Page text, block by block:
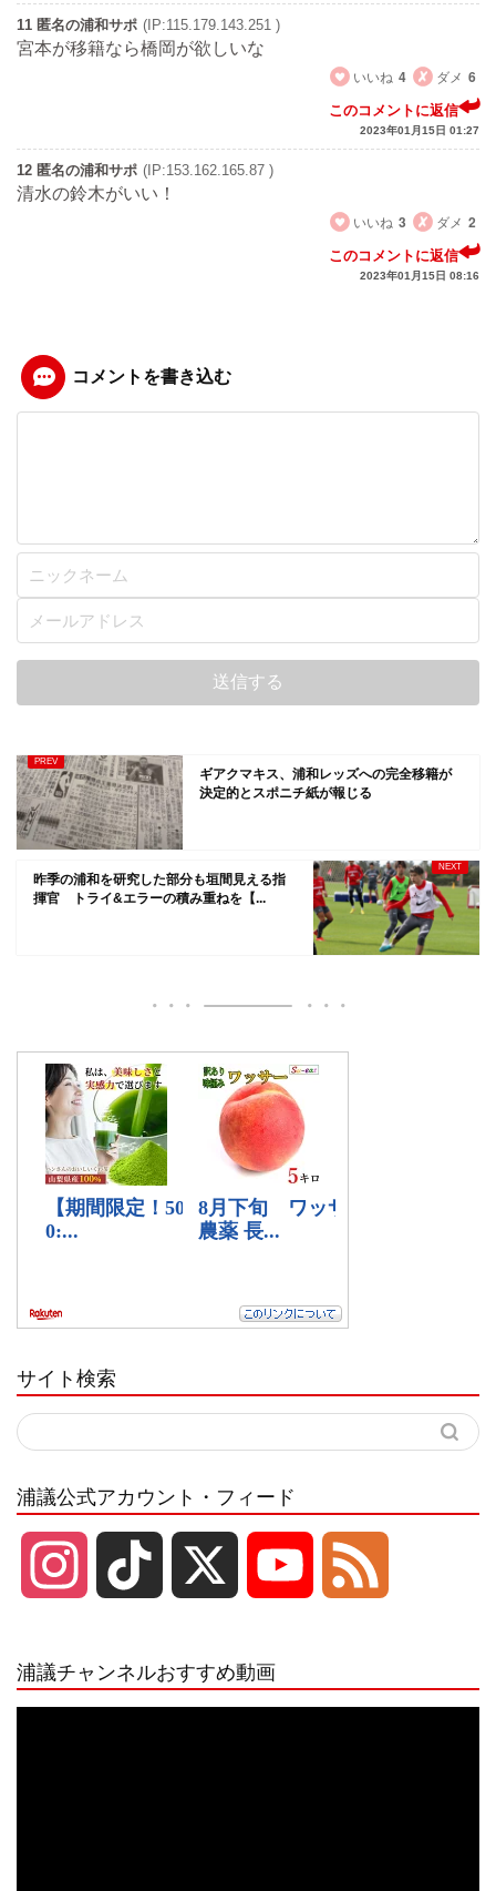
11 匿名の浦和サポ (IP:115.179.143.251 )
宮本が移籍なら橋岡が欲しいな
いいね 4 ダメ 6
このコメントに返信
2023年01月15日 01:27
12 匿名の浦和サポ (IP:153.162.165.87 )
清水の鈴木がいい！
いいね 3 ダメ 2
このコメントに返信
2023年01月15日 08:16
コメントを書き込む
ギアクマキス、浦和レッズへの完全移籍が
決定的とスポニチ紙が報じる
昨季の浦和を研究した部分も垣間見える指
揮官 トライ&エラーの積み重ねを【...
サイト検索
浦議公式アカウント・フィード
浦議チャンネルおすすめ動画